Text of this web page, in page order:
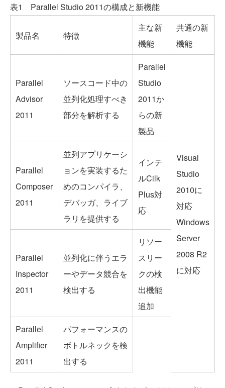
表1 Parallel Studio 2011の構成と新機能
製品名 特徴
主な新
機能
共通の新
機能
Parallel
Advisor
2011
ソースコード中の
並列化処理すべき
部分を解析する
Parallel
Studio
2011か
らの新
製品
Visual
Studio
2010に
対応
Windows
Server
2008 R2
に対応
Parallel
Composer
2011
並列アプリケーシ
ョンを実装するた
めのコンパイラ、
デバッガ、ライブ
ラリを提供する
インテ
ルCilk
Plus対
応
Parallel
Inspector
2011
並列化に伴うエラ
ーやデータ競合を
検出する
リソー
スリー
クの検
出機能
追加
Parallel
Amplifier
2011
パフォーマンスの
ボトルネックを検
出する